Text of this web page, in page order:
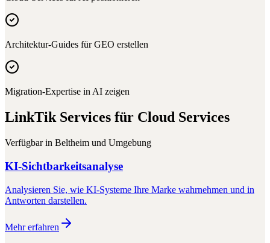
Architektur-Guides für GEO erstellen
Migration-Expertise in AI zeigen
LinkTik Services für Cloud Services
Verfügbar in Beltheim und Umgebung
KI-Sichtbarkeitsanalyse
Analysieren Sie, wie KI-Systeme Ihre Marke wahrnehmen und in
Antworten darstellen.
Mehr erfahren